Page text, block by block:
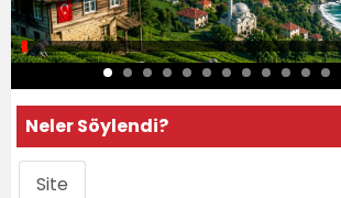
Neler Söylendi?
Site